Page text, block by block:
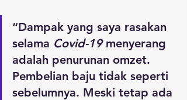
“Dampak yang saya rasakan
selama Covid-19 menyerang
adalah penurunan omzet.
Pembelian baju tidak seperti
sebelumnya. Meski tetap ada